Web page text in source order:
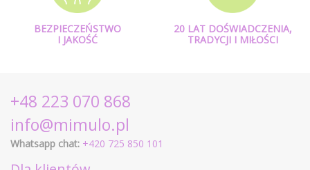
BEZPIECZEŃSTWO
I JAKOŚĆ
20 LAT DOŚWIADCZENIA,
TRADYCJI I MIŁOŚCI
+48 223 070 868
info@mimulo.pl
Whatsapp chat: +420 725 850 101